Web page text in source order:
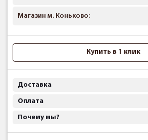
Магазин м. Коньково:
Купить в 1 клик
Доставка
Оплата
Почему мы?